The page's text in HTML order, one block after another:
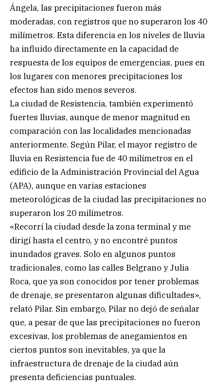
Ángela, las precipitaciones fueron más
moderadas, con registros que no superaron los 40
milímetros. Esta diferencia en los niveles de lluvia
ha influido directamente en la capacidad de
respuesta de los equipos de emergencias, pues en
los lugares con menores precipitaciones los
efectos han sido menos severos.
La ciudad de Resistencia, también experimentó
fuertes lluvias, aunque de menor magnitud en
comparación con las localidades mencionadas
anteriormente. Según Pilar, el mayor registro de
lluvia en Resistencia fue de 40 milímetros en el
edificio de la Administración Provincial del Agua
(APA), aunque en varias estaciones
meteorológicas de la ciudad las precipitaciones no
superaron los 20 milímetros.
«Recorrí la ciudad desde la zona terminal y me
dirigí hasta el centro, y no encontré puntos
inundados graves. Solo en algunos puntos
tradicionales, como las calles Belgrano y Julia
Roca, que ya son conocidos por tener problemas
de drenaje, se presentaron algunas dificultades»,
relató Pilar. Sin embargo, Pilar no dejó de señalar
que, a pesar de que las precipitaciones no fueron
excesivas, los problemas de anegamientos en
ciertos puntos son inevitables, ya que la
infraestructura de drenaje de la ciudad aún
presenta deficiencias puntuales.